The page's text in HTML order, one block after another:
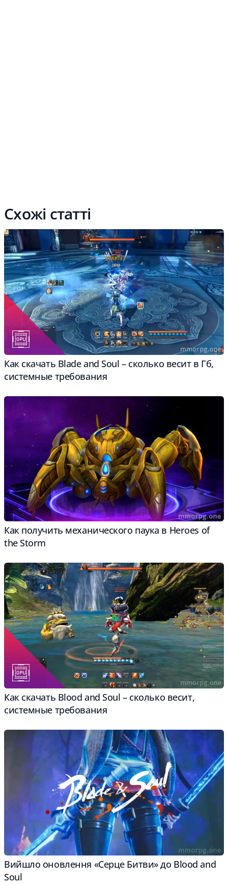
Схожі статті
Как скачать Blade and Soul – сколько весит в Гб,
системные требования
Как получить механического паука в Heroes of
the Storm
Как скачать Blood and Soul – сколько весит,
системные требования
Вийшло оновлення «Серце Битви» до Blood and
Soul